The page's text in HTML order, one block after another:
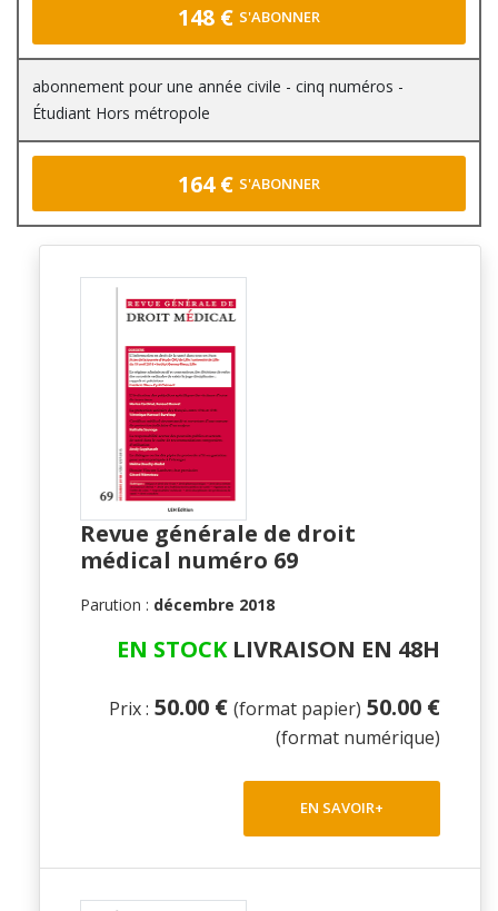
148 € S'ABONNER
abonnement pour une année civile - cinq numéros -
Étudiant Hors métropole
164 € S'ABONNER
Revue générale de droit
médical numéro 69
Parution : décembre 2018
EN STOCKLIVRAISON EN 48H
Prix : 50.00 € (format papier) 50.00 €
(format numérique)
EN SAVOIR+